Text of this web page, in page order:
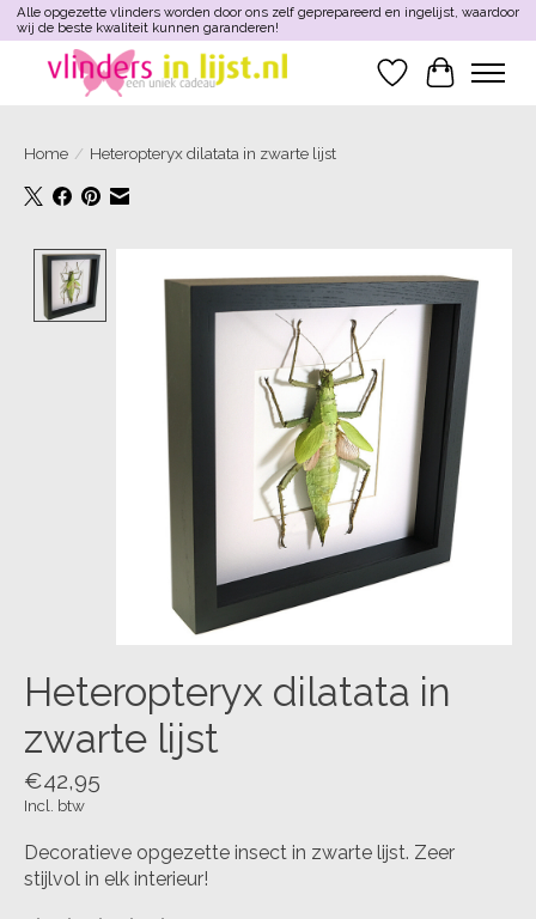
Alle opgezette vlinders worden door ons zelf geprepareerd en ingelijst, waardoor
wij de beste kwaliteit kunnen garanderen!
Verlanglijst
Home / Heteropteryx dilatata in zwarte lijst
Heteropteryx dilatata in
zwarte lijst
€42,95
Incl. btw
Decoratieve opgezette insect in zwarte lijst. Zeer
stijlvol in elk interieur!